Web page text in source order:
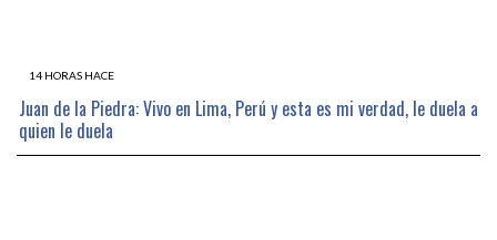
14 HORAS HACE
Juan de la Piedra: Vivo en Lima, Perú y esta es mi verdad, le duela a
quien le duela